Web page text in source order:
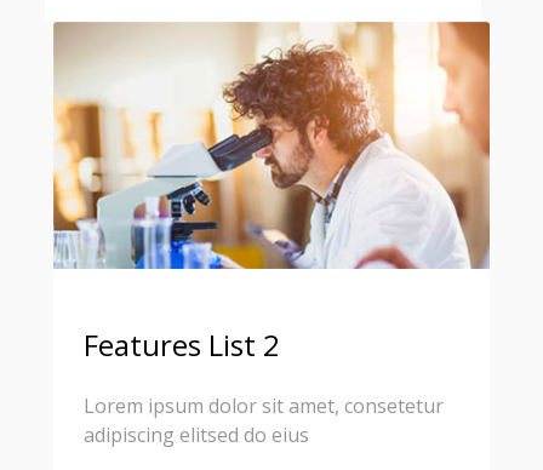
Features List 2
Lorem ipsum dolor sit amet, consetetur
adipiscing elitsed do eius